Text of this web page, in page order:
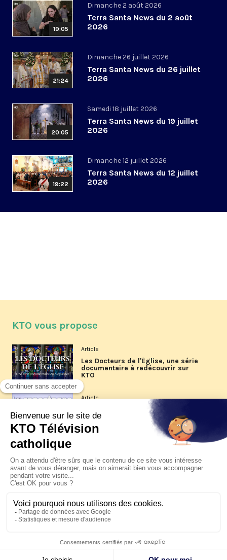
19:05
Dimanche 2 août 2026
Terra Santa News du 2 août
2026
21:24
Dimanche 26 juillet 2026
Terra Santa News du 26 juillet
2026
20:05
Samedi 18 juillet 2026
Terra Santa News du 19 juillet
2026
19:22
Dimanche 12 juillet 2026
Terra Santa News du 12 juillet
2026
KTO vous propose
Article
Les Docteurs de l'Église, une série
documentaire à redécouvrir sur
KTO
Article
Les reportages d'été 2026 de KTO
La visite pastorale du pape Léon
XIV à Assise à suivre sur KTO le
jeudi 6 août
Le pape en Uruguay, Argentine et
Pérou du 6 au 17 novembre 2026